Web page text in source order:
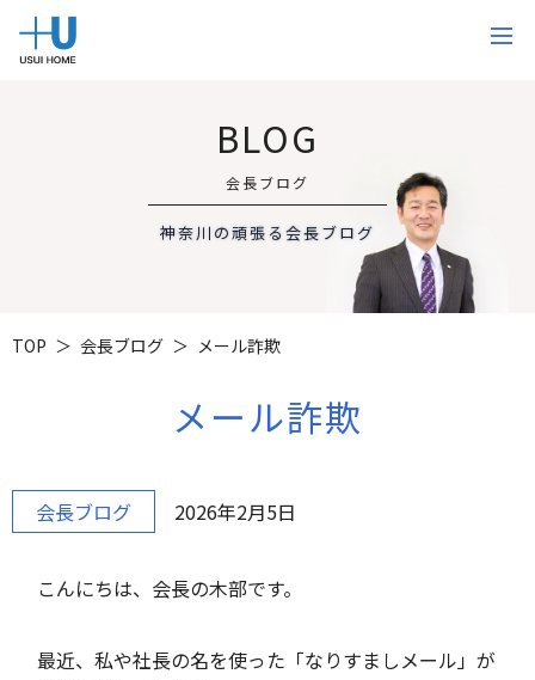
BLOG
会長ブログ
神奈川の頑張る会長ブログ
TOP 会長ブログ メール詐欺
メール詐欺
会長ブログ 2026年2月5日
こんにちは、会長の木部です。
最近、私や社長の名を使った「なりすましメール」が